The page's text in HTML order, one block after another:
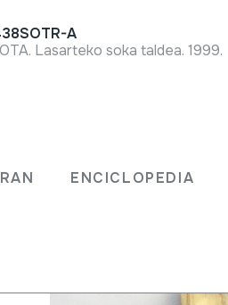
ENCICLOPEDIA
A
Lasarteko soka taldea. 1999.